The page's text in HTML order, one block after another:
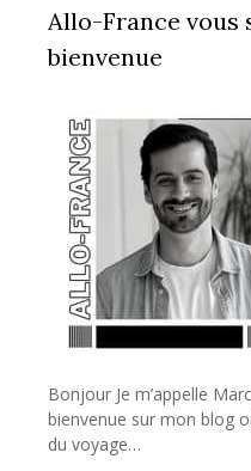
Allo-France vous
bienvenue
Bonjour Je m’appelle
bienvenue sur mon blog
du voyage…